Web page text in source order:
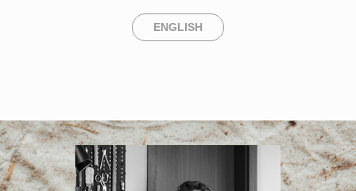
ENGLISH